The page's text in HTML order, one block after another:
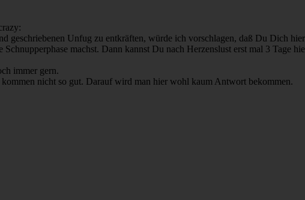
geschriebenen Unfug zu entkräften, würde ich vorschlagen, daß Du Dich
machst. Dann kannst Du nach Herzenslust erst mal 3 Tage
immer gern.
nicht so gut. Darauf wird man hier wohl kaum Antwort bekommen.